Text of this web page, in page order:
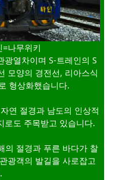
나무위키
열차이며 S-트레인의 S
모양의 경전선, 리아스식
형상화했습니다.
연 절경과 남도의 인상적
로도 주목받고 있습니다.
의 절경과 푸른 바다가 찰
광객의 발길을 사로잡고